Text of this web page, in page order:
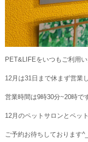
PET&LIFEをいつもご利用
12月は31日まで休まず営業
営業時間は9時30分~20時で
12月のペットサロンとペッ
ご予約お待ちしております